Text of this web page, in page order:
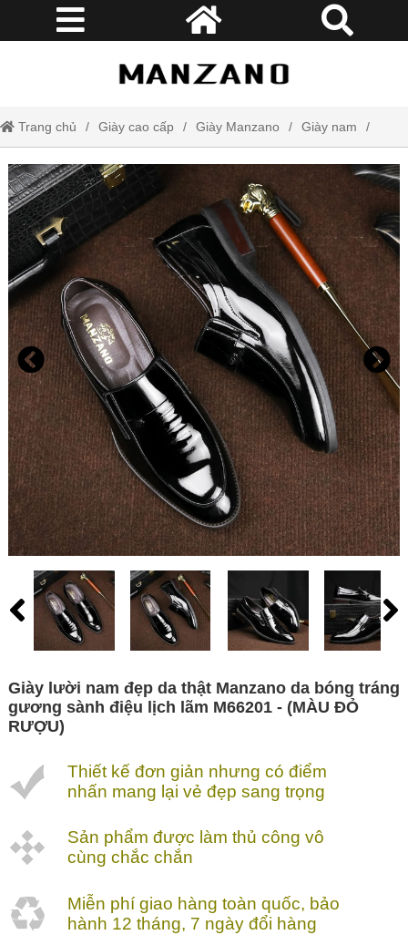
Trang chủ Giày cao cấp Giày Manzano Giày nam
Giày lười nam đẹp da thật Manzano da bóng tráng gương sành điệu
lịch lãm M66201
Giày lười nam đẹp da thật Manzano da bóng tráng
gương sành điệu lịch lãm M66201 - (MÀU ĐỎ
RƯỢU)
Thiết kế đơn giản nhưng có điểm
nhấn mang lại vẻ đẹp sang trọng
Sản phẩm được làm thủ công vô
cùng chắc chắn
Miễn phí giao hàng toàn quốc, bảo
hành 12 tháng, 7 ngày đổi hàng